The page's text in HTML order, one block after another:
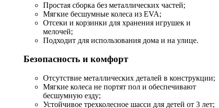
Простая сборка без металлических частей;
Мягкие бесшумные колеса из EVA;
Отсеки и корзинки для хранения игрушек и
мелочей;
Подходит для использования дома и на улице.
Безопасность и комфорт
Отсутствие металлических деталей в конструкции;
Мягкие колеса не портят пол и обеспечивают
бесшумную езду;
Устойчивое трехколесное шасси для детей от 3 лет;